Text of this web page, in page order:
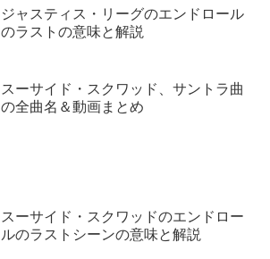
ジャスティス・リーグのエンドロール
のラストの意味と解説
スーサイド・スクワッド、サントラ曲
の全曲名＆動画まとめ
スーサイド・スクワッドのエンドロー
ルのラストシーンの意味と解説